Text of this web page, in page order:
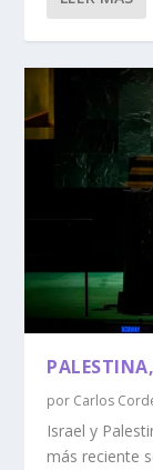
por Carlos
Israel y
más reciente